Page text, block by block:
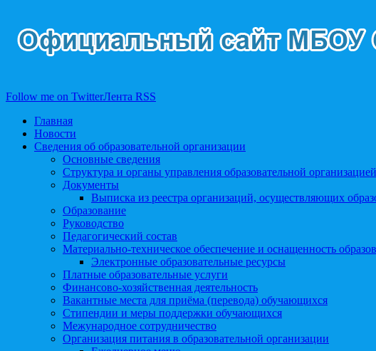
Follow me on TwitterЛента RSS
Главная
Новости
Сведения об образовательной организации
Основные сведения
Структура и органы управления образовательной организацией
Документы
Выписка из реестра организаций, осуществляющих
Образование
Руководство
Педагогический состав
Материально-техническое обеспечение и оснащенность
Электронные образовательные ресурсы
Платные образовательные услуги
Финансово-хозяйственная деятельность
Вакантные места для приёма (перевода) обучающихся
Стипендии и меры поддержки обучающихся
Межународное сотрудничество
Организация питания в образовательной организации